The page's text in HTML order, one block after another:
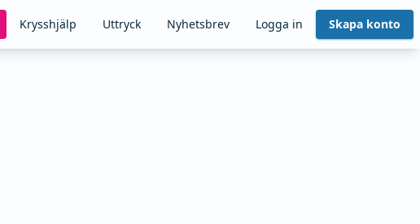
Krysshjälp Uttryck Nyhetsbrev Logga in Skapa konto